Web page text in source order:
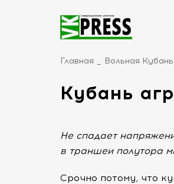
Главная Вольная Кубань
Кубань
Не спадает
в траншеи полутора
Срочно потому, что